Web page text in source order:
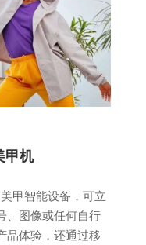
机
甲智能设备，可立
、图像或任何自行
品体验，还通过移